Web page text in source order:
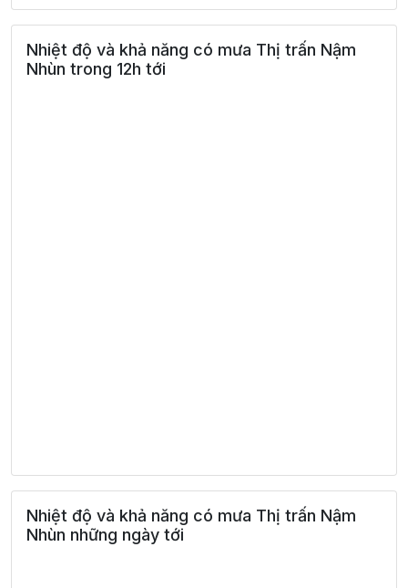
Nhiệt độ và khả năng có mưa Thị trấn Nậm
Nhùn trong 12h tới
Nhiệt độ và khả năng có mưa Thị trấn Nậm
Nhùn những ngày tới